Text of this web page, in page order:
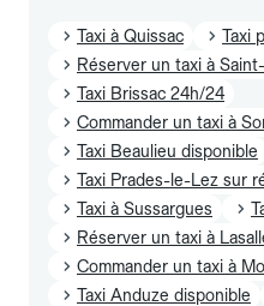
Taxi à Quissac
Taxi
Réserver un taxi à
Taxi Brissac 24h/24
Commander un taxi à
Taxi Beaulieu disponible
Taxi Prades-le-Lez sur
Taxi à Sussargues
Réserver un taxi à
Commander un taxi à
Taxi Anduze disponible